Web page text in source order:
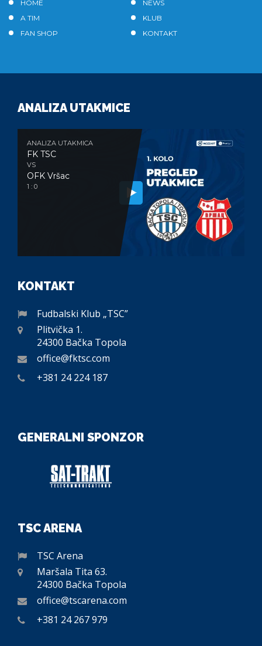
HOME
NEWS
A TIM
KLUB
FAN SHOP
KONTAKT
ANALIZA UTAKMICE
ANALIZA UTAKMICA
FK TSC
VS
OFK Vršac
1 : 0
KONTAKT
Fudbalski Klub „TSC”
Plitvička 1.
24300 Bačka Topola
office@fktsc.com
+381 24 224 187
GENERALNI SPONZOR
TSC ARENA
TSC Arena
Maršala Tita 63.
24300 Bačka Topola
office@tscarena.com
+381 24 267 979